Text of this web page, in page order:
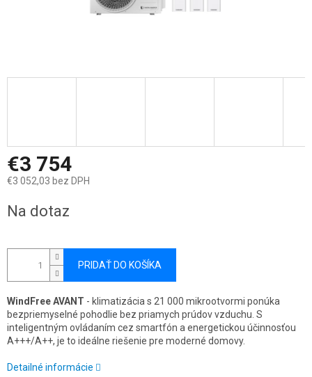
€3 754
€3 052,03 bez DPH
cena:
Na dotaz
PRIDAŤ DO KOŠÍKA
WindFree AVANT - klimatizácia s 21 000 mikrootvormi ponúka
bezpriemyselné pohodlie bez priamych prúdov vzduchu. S
inteligentným ovládaním cez smartfón a energetickou účinnosťou
A+++/A++, je to ideálne riešenie pre moderné domovy.
Detailné informácie